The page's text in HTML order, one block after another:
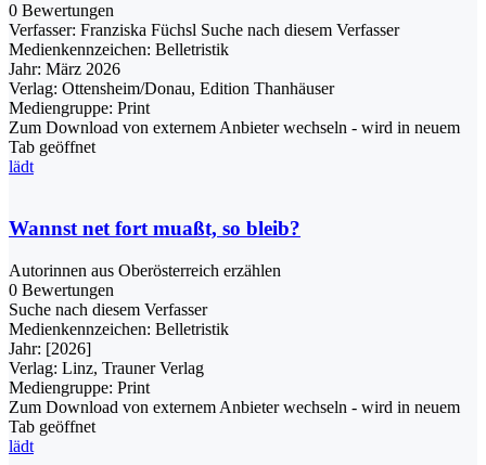
0 Bewertungen
Verfasser: Franziska Füchsl Suche nach diesem Verfasser
Medienkennzeichen: Belletristik
Jahr: März 2026
Verlag: Ottensheim/Donau, Edition Thanhäuser
Mediengruppe: Print
Zum Download von externem Anbieter wechseln - wird in neuem
Tab geöffnet
lädt
Wannst net fort muaßt, so bleib?
Autorinnen aus Oberösterreich erzählen
0 Bewertungen
Suche nach diesem Verfasser
Medienkennzeichen: Belletristik
Jahr: [2026]
Verlag: Linz, Trauner Verlag
Mediengruppe: Print
Zum Download von externem Anbieter wechseln - wird in neuem
Tab geöffnet
lädt